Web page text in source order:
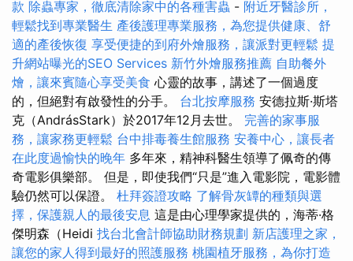
款 除蟲專家，徹底清除家中的各種害蟲 - 附近牙醫診所，
輕鬆找到專業醫生 產後護理專業服務，為您提供健康、舒
適的產後恢復 享受便捷的到府外燴服務，讓派對更輕鬆 提
升網站曝光的SEO Services 新竹外燴服務推薦 自助餐外
燴，讓來賓隨心享受美食 心靈的故事，講述了一個過度
的，但絕對有啟發性的分手。 台北按摩服務 安德拉斯·斯塔
克（AndrásStark）於2017年12月去世。 完善的家事服
務，讓家務更輕鬆 台中排毒養生館服務 安養中心，讓長者
在此度過愉快的晚年 多年來，精神科醫生領導了佩奇的傳
奇電影俱樂部。 但是，即使我們“只是”進入電影院，電影體
驗仍然可以保證。 杜拜簽證攻略 了解骨灰罈的種類與選
擇，保護親人的最後安息 這是由心理學家提供的，海蒂·格
傑明森（Heidi 找台北會計師協助財務規劃 新店護理之家，
讓您的家人得到最好的照護服務 桃園植牙服務，為你打造